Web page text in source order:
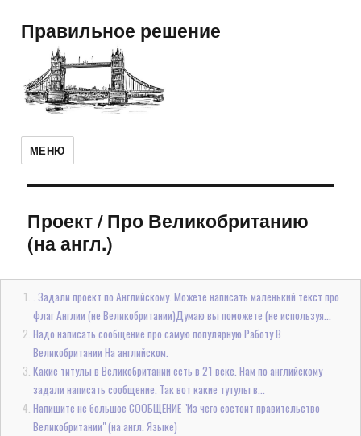
Правильное решение
МЕНЮ
Проект/Про Великобританию
(на англ.)
. Задали проект по Английскому. Можете написать маленький текст про
флаг Англии (не Великобритании)Думаю вы поможете (не используя...
Надо написать сообщение про самую популярную Работу В
Великобритании На английском.
Какие титулы в Великобритании есть в 21 веке. Нам по английскому
задали написать сообщение. Так вот какие тутулы в...
Напишите не большое СООБЩЕНИЕ "Из чего состоит правительство
Великобритании" (на англ. Языке)